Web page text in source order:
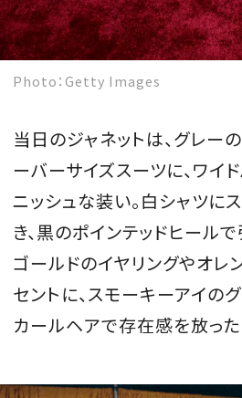
Photo：Getty Images
当日のジャネットは、グレー
ーバーサイズスーツに、ワイ
ニッシュな装い。白シャツに
き、黒のポインテッドヒール
ゴールドのイヤリングやオレ
セントに、スモーキーアイの
カールヘアで存在感を放った